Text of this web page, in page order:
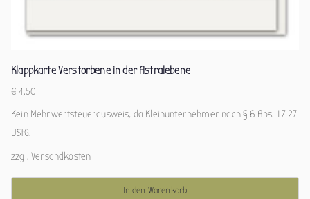
Klappkarte Verstorbene in der Astralebene
€ 4,50
Kein Mehrwertsteuerausweis, da Kleinunternehmer nach § 6 Abs. 1 Z 27
UStG.
zzgl.Versandkosten
In den Warenkorb